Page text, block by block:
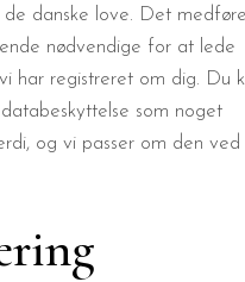
danske love. Det
nødvendige for at lede
har registreret om dig. Du
som noget
og vi passer om den